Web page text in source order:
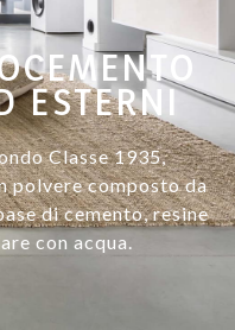
ESTERNI
Classe 1935,
polvere composto da
di cemento, resine
con acqua.